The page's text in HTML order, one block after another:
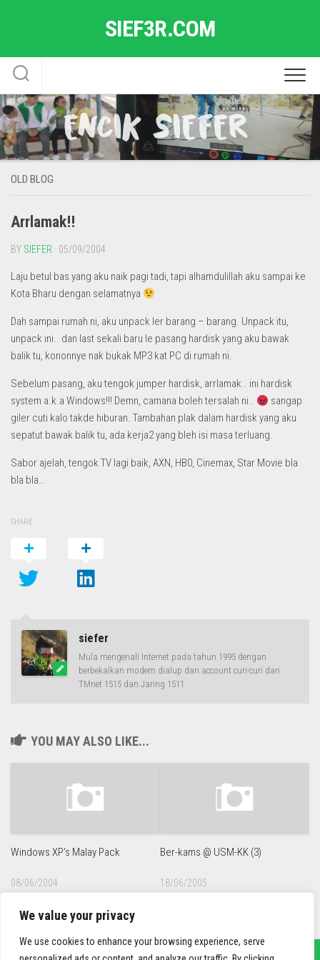
We value your privacy
We use cookies to enhance your browsing experience, serve
SIEF3R.COM
OLD BLOG
Arrlamak!!
BY SIEFER · 05/09/2004
Laju betul bas yang aku naik pagi tadi, tapi alhamdulillah aku sampai ke
Kota Bharu dengan selamatnya
Dah sampai rumah ni, aku unpack ler barang – barang. Unpack itu,
unpack ini.. dan last sekali baru le pasang hardisk yang aku bawak
balik tu, kononnye nak bukak MP3 kat PC di rumah ni.
Sebelum pasang, aku tengok jumper hardisk, arrlamak.. ini hardisk
system a.k.a Windows!!! Demn, camana boleh tersalah ni..
sangap
giler cuti kalo takde hiburan. Tambahan plak dalam hardisk yang aku
sepatut bawak balik tu, ada kerja2 yang bleh isi masa terluang.
Sabor ajelah, tengok TV lagi baik, AXN, HB0, Cinemax, Star Movie bla
bla bla…
SHARE
siefer
Mula mengenali Internet pada tahun 1995 dengan
berbekalkan modem dialup dan account curi-curi dari
TMnet 1515 dan Jaring 1511.
YOU MAY ALSO LIKE...
Windows XP’s Malay Pack
08/06/2004
Ber-kams @ USM-KK (3)
18/06/2005